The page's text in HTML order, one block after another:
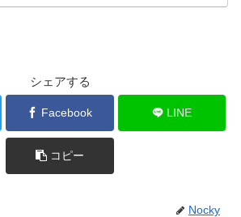
シェアする
Facebook LINE
コピー
Nocky